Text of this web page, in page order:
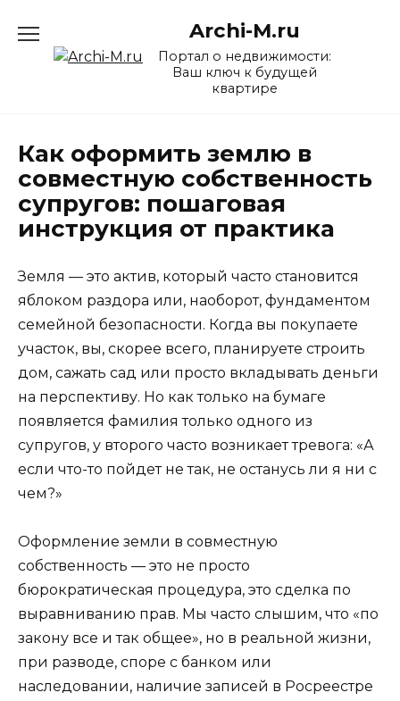
содержанию
Archi-M.ru
Портал о недвижимости:
Ваш ключ к будущей
квартире
Как оформить землю в
совместную собственность
супругов: пошаговая
инструкция от практика
Земля — это актив, который часто становится
яблоком раздора или, наоборот, фундаментом
семейной безопасности. Когда вы покупаете
участок, вы, скорее всего, планируете строить
дом, сажать сад или просто вкладывать деньги
на перспективу. Но как только на бумаге
появляется фамилия только одного из
супругов, у второго часто возникает тревога: «А
если что-то пойдет не так, не останусь ли я ни с
чем?»
Оформление земли в совместную
собственность — это не просто
бюрократическая процедура, это сделка по
выравниванию прав. Мы часто слышим, что «по
закону все и так общее», но в реальной жизни,
при разводе, споре с банком или
наследовании, наличие записей в Росреестре